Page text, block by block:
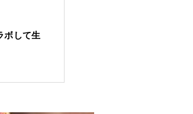
ボして生